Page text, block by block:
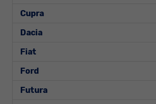
Cupra
Dacia
Fiat
Ford
Futura